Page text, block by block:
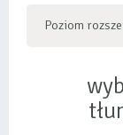
Poziom